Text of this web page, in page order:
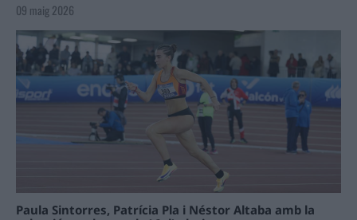
09 maig 2026
Paula Sintorres, Patrícia Pla i Néstor Altaba amb la